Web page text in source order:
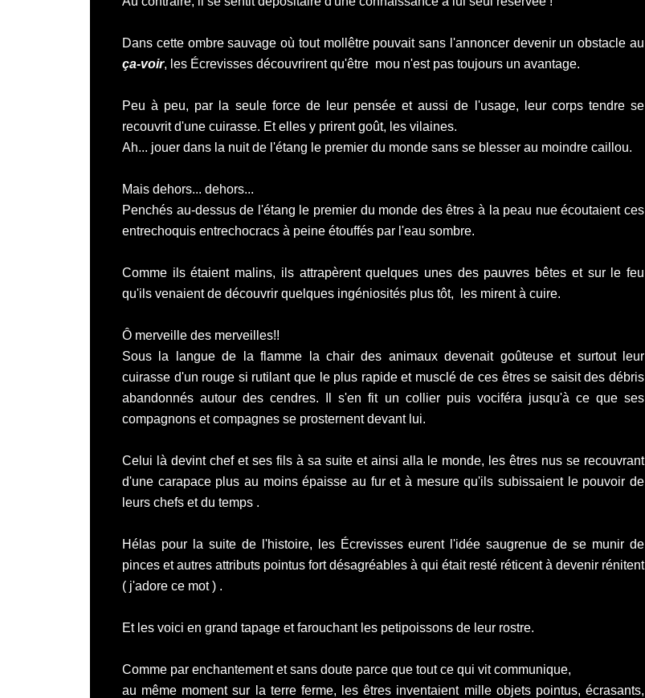
Dans cette ombre sauvage où tout mollêtre pouvait sans l'annoncer devenir un obstacle au
ça-voir, les Écrevisses découvrirent qu'être mou n'est pas toujours un avantage.
Peu à peu, par la seule force de leur pensée et aussi de l'usage, leur corps tendre se
recouvrit d'une cuirasse. Et elles y prirent goût, les vilaines.
Ah... jouer dans la nuit de l'étang le premier du monde sans se blesser au moindre caillou.
Mais dehors... dehors...
Penchés au-dessus de l'étang le premier du monde des êtres à la peau nue écoutaient ces
entrechoquis entrechocracs à peine étouffés par l'eau sombre.
Comme ils étaient malins, ils attrapèrent quelques unes des pauvres bêtes et sur le feu
qu'ils venaient de découvrir quelques ingéniosités plus tôt, les mirent à cuire.
Ô merveille des merveilles!!
Sous la langue de la flamme la chair des animaux devenait goûteuse et surtout leur
cuirasse d'un rouge si rutilant que le plus rapide et musclé de ces êtres se saisit des débris
abandonnés autour des cendres. Il s'en fit un collier puis vociféra jusqu'à ce que ses
compagnons et compagnes se prosternent devant lui.
Celui là devint chef et ses fils à sa suite et ainsi alla le monde, les êtres nus se recouvrant
d'une carapace plus au moins épaisse au fur et à mesure qu'ils subissaient le pouvoir de
leurs chefs et du temps .
Hélas pour la suite de l'histoire, les Écrevisses eurent l'idée saugrenue de se munir de
pinces et autres attributs pointus fort désagréables à qui était resté réticent à devenir rénitent
( j'adore ce mot ) .
Et les voici en grand tapage et farouchant les petipoissons de leur rostre.
Comme par enchantement et sans doute parce que tout ce qui vit communique,
au même moment sur la terre ferme, les êtres inventaient mille objets pointus, écrasants,